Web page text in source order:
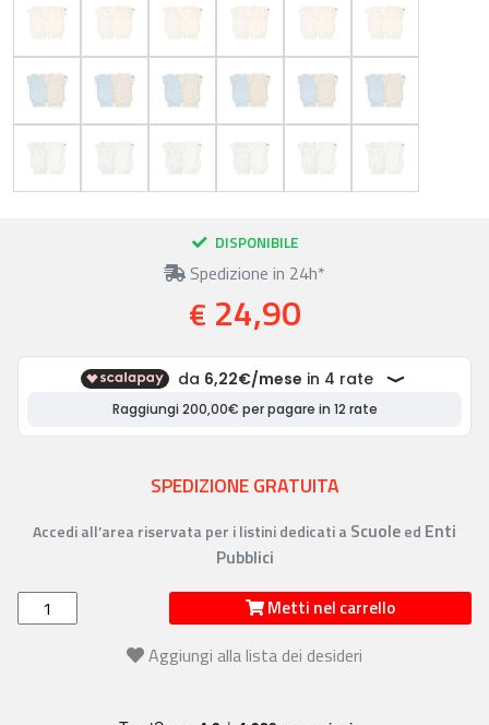
DISPONIBILE
Spedizione in 24h*
€ 24,90
SPEDIZIONE GRATUITA
Accedi all’area riservata per i listini dedicati a Scuoleed Enti
Pubblici
Metti nel carrello
Aggiungi alla lista dei desideri